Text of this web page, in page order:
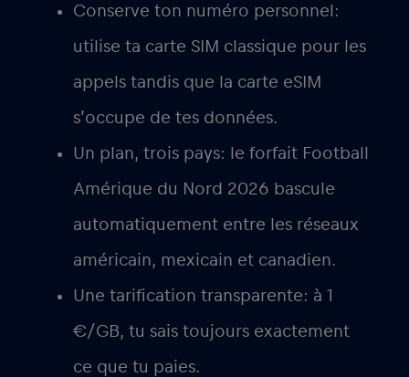
Conserve ton numéro personnel:
utilise ta carte SIM classique pour les
appels tandis que la carte eSIM
s’occupe de tes données.
Un plan, trois pays: le forfait Football
Amérique du Nord 2026 bascule
automatiquement entre les réseaux
américain, mexicain et canadien.
Une tarification transparente: à 1
€/GB, tu sais toujours exactement
ce que tu paies.